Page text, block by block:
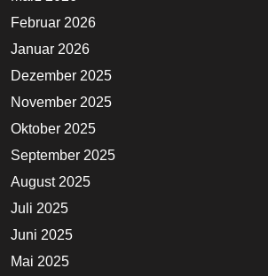
Februar 2026
Januar 2026
Dezember 2025
November 2025
Oktober 2025
September 2025
August 2025
Juli 2025
Juni 2025
Mai 2025